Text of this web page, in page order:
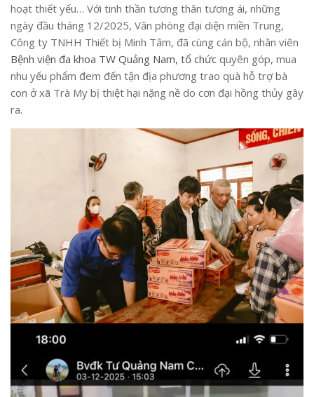
hoạt thiết yếu… Với tinh thần tương thân tương ái, những
ngày đầu tháng 12/2025, Văn phòng đại diện miền Trung,
Công ty TNHH Thiết bị Minh Tâm, đã cùng cán bộ, nhân viên
Bệnh viện đa khoa TW Quảng Nam, tổ chức quyên góp, mua
nhu yếu phẩm đem đến tận địa phương trao quà hỗ trợ bà
con ở xã Trà My bị thiệt hại nặng nề do cơn đại hồng thủy gây
ra.